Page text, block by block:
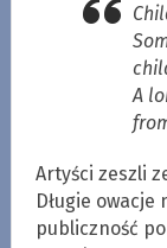
A
Artyści zeszli
Długie owacje
publiczność